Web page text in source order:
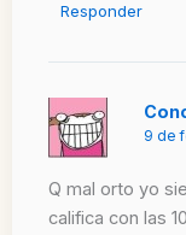
Responder
9 de
Q mal orto yo
califica con las